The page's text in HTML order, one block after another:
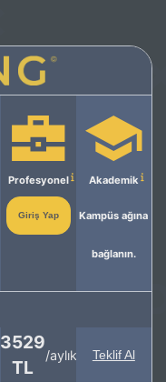
Profesyonel
Giriş Yap
Akademik
Kampüs ağına
bağlanın.
3529
TL
/aylık Teklif Al